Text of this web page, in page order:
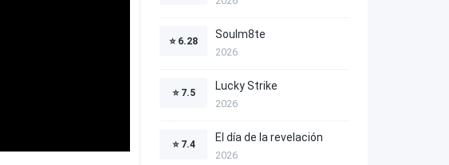
⭐ 6.28
Soulm8te
2026
⭐ 7.5
Lucky Strike
2026
⭐ 7.4
El día de la revelación
2026